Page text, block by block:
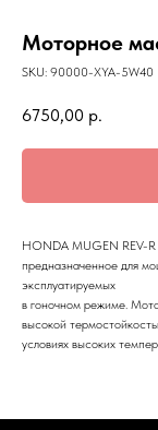
Моторное
SKU: 90000-XYA-5W40
6750,00 р.
HONDA MUGEN REV-
предназначенное для
эксплуатируемых
в гоночном режиме.
высокой
условиях высоких